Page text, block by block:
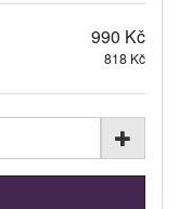
990 Kč
818 Kč